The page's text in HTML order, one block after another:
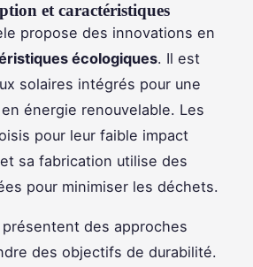
et caractéristiques
propose des innovations en
écologiques. Il est
solaires intégrés pour une
énergie renouvelable. Les
pour leur faible impact
sa fabrication utilise des
pour minimiser les déchets.
des approches
des objectifs de durabilité.